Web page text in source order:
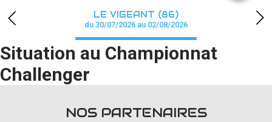
CALENDRIER
RÉSULTATS
PHOTOS / WEB TV
PARTENAIRES
LE VIGEANT (86)
du 30/07/2026 au 02/08/2026
Situation au Championnat
Challenger
NOS PARTENAIRES